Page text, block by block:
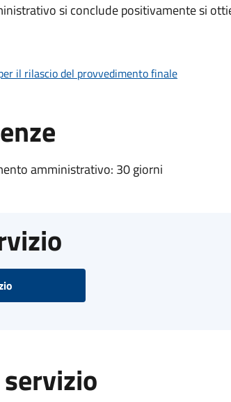
si conclude positivamente si
il rilascio del provvedimento finale
amministrativo: 30 giorni